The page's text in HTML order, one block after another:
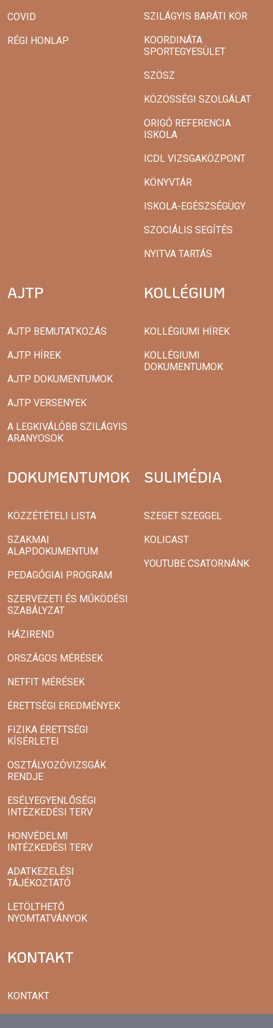
COVID
RÉGI HONLAP
SZILÁGYIS BARÁTI KÖR
KOORDINÁTA
SPORTEGYESÜLET
SZÖSZ
KÖZÖSSÉGI SZOLGÁLAT
ORIGÓ REFERENCIA
ISKOLA
ICDL VIZSGAKÖZPONT
KÖNYVTÁR
ISKOLA-EGÉSZSÉGÜGY
SZOCIÁLIS SEGÍTÉS
NYITVA TARTÁS
AJTP
AJTP BEMUTATKOZÁS
AJTP HÍREK
AJTP DOKUMENTUMOK
AJTP VERSENYEK
A LEGKIVÁLÓBB SZILÁGYIS
ARANYOSOK
KOLLÉGIUM
KOLLÉGIUMI HÍREK
KOLLÉGIUMI
DOKUMENTUMOK
DOKUMENTUMOK
KÖZZÉTÉTELI LISTA
SZAKMAI
ALAPDOKUMENTUM
PEDAGÓGIAI PROGRAM
SZERVEZETI ÉS MŰKÖDÉSI
SZABÁLYZAT
HÁZIREND
ORSZÁGOS MÉRÉSEK
NETFIT MÉRÉSEK
ÉRETTSÉGI EREDMÉNYEK
FIZIKA ÉRETTSÉGI
KÍSÉRLETEI
OSZTÁLYOZÓVIZSGÁK
RENDJE
ESÉLYEGYENLŐSÉGI
INTÉZKEDÉSI TERV
HONVÉDELMI
INTÉZKEDÉSI TERV
ADATKEZELÉSI
TÁJÉKOZTATÓ
LETÖLTHETŐ
NYOMTATVÁNYOK
SULIMÉDIA
SZEGET SZEGGEL
KOLICAST
YOUTUBE CSATORNÁNK
KONTAKT
KONTAKT